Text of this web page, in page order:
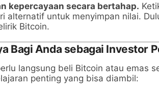
kepercayaan secara bertahap.
alternatif untuk menyimpan nilai.
Bitcoin.
Bagi Anda sebagai Investor
langsung beli Bitcoin atau emas
penting yang bisa diambil: